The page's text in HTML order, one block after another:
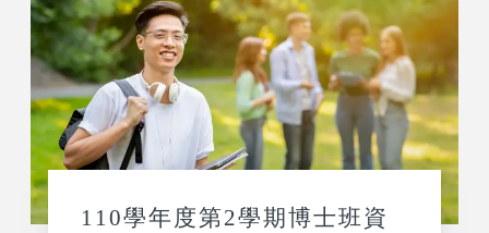
110學年度第2學期博士班資